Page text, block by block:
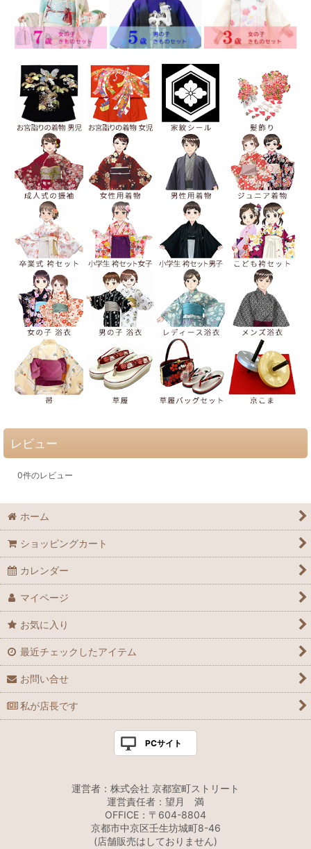
レビュー
0件のレビュー
ホーム
ショッピングカート
カレンダー
マイページ
お気に入り
最近チェックしたアイテム
お問い合せ
私が店長です
PCサイト
運営者：株式会社 京都室町ストリート
運営責任者：望月 満
OFFICE：〒604-8804
京都市中京区壬生坊城町8-46
(店舗販売はしておりません)